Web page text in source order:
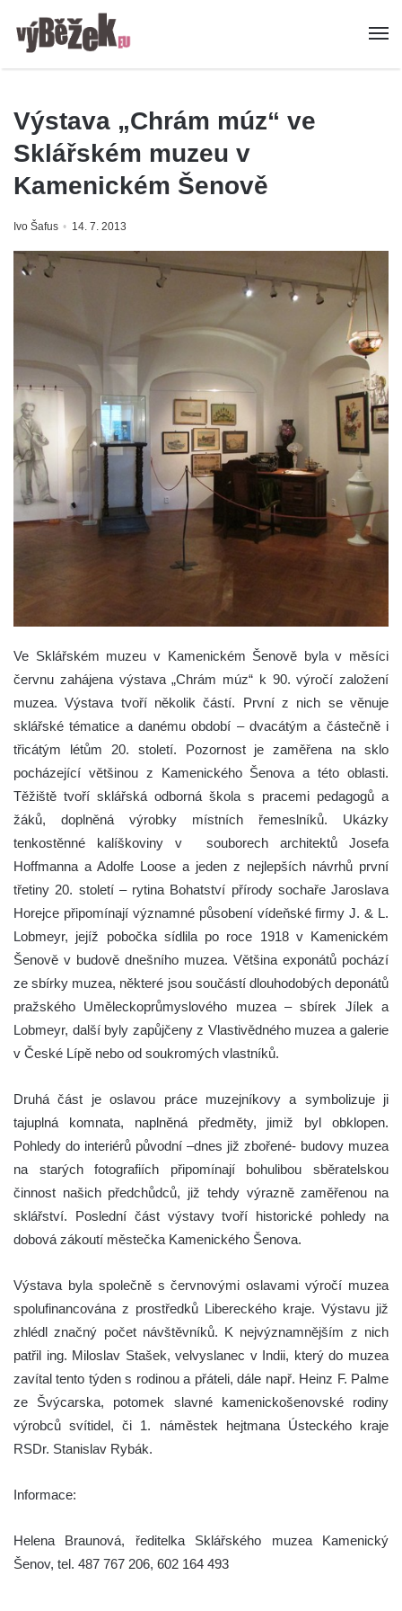
Výstava „Chrám múz“ ve
Sklářském muzeu v
Kamenickém Šenově
Ivo Šafus 14. 7. 2013
Ve Sklářském muzeu v Kamenickém Šenově byla v měsíci
červnu zahájena výstava „Chrám múz“ k 90. výročí založení
muzea.Výstava tvoří několik částí. První z nich se věnuje
sklářské tématice a danému období – dvacátým a částečně i
třicátým létům 20. století. Pozornost je zaměřena na sklo
pocházející většinou z Kamenického Šenova a této oblasti.
Těžiště tvoří sklářská odborná škola s pracemi pedagogů a
žáků, doplněná výrobky místních řemeslníků. Ukázky
tenkostěnné kalíškoviny v souborech architektů Josefa
Hoffmanna a Adolfe Loose a jeden z nejlepších návrhů první
třetiny 20. století – rytina Bohatství přírody sochaře Jaroslava
Horejce připomínají významné působení vídeňské firmy J. & L.
Lobmeyr, jejíž pobočka sídlila po roce 1918 v Kamenickém
Šenově v budově dnešního muzea. Většina exponátů pochází
ze sbírky muzea, některé jsou součástí dlouhodobých deponátů
pražského Uměleckoprůmyslového muzea – sbírek Jílek a
Lobmeyr, další byly zapůjčeny z Vlastivědného muzea a galerie
v České Lípě nebo od soukromých vlastníků.
Druhá část je oslavou práce muzejníkovy a symbolizuje ji
tajuplná komnata, naplněná předměty, jimiž byl obklopen.
Pohledy do interiérů původní –dnes již zbořené- budovy muzea
na starých fotografiích připomínají bohulibou sběratelskou
činnost našich předchůdců, již tehdy výrazně zaměřenou na
sklářství. Poslední část výstavy tvoří historické pohledy na
dobová zákoutí městečka Kamenického Šenova.
Výstava byla společně s červnovými oslavami výročí muzea
spolufinancována z prostředků Libereckého kraje. Výstavu již
zhlédl značný počet návštěvníků. K nejvýznamnějším z nich
patřil ing. Miloslav Stašek, velvyslanec v Indii, který do muzea
zavítal tento týden s rodinou a přáteli, dále např. Heinz F. Palme
ze Švýcarska, potomek slavné kamenickošenovské rodiny
výrobců svítidel, či 1. náměstek hejtmana Ústeckého kraje
RSDr. Stanislav Rybák.
Informace:
Helena Braunová, ředitelka Sklářského muzea Kamenický
Šenov, tel. 487 767 206, 602 164 493